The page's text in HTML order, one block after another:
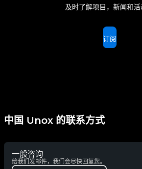
及时了解项目，新闻和活
订阅
中国 Unox 的联系方式
一般咨询
给我们发邮件，我们会尽快回复您。